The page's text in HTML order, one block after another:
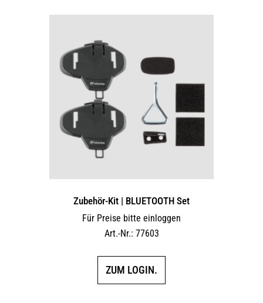
Zubehör-Kit | BLUETOOTH Set
Für Preise bitte einloggen
Art.-Nr.: 77603
ZUM LOGIN.